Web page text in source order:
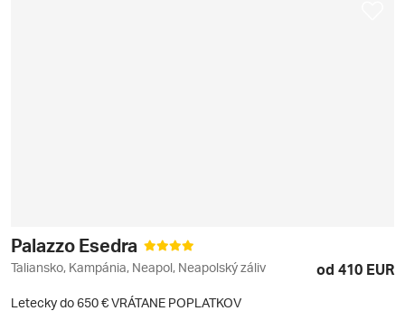
Palazzo Esedra
Taliansko, Kampánia, Neapol, Neapolský záliv od 410 EUR
Letecky do 650 € VRÁTANE POPLATKOV